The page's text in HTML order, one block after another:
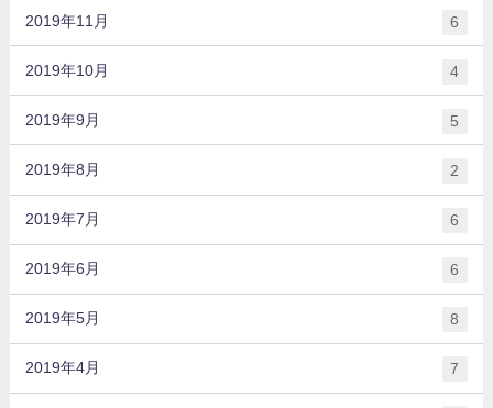
2019年11月 6
2019年10月 4
2019年9月 5
2019年8月 2
2019年7月 6
2019年6月 6
2019年5月 8
2019年4月 7